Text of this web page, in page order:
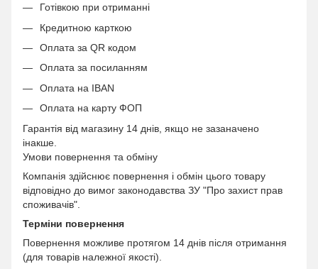
Готівкою при отриманні
Кредитною карткою
Оплата за QR кодом
Оплата за посиланням
Оплата на IBAN
Оплата на карту ФОП
Гарантія від магазину 14 днів, якщо не зазаначено
інакше.
Умови повернення та обміну
Компанія здійснює повернення і обмін цього товару
відповідно до вимог законодавства ЗУ "Про захист прав
споживачів".
Терміни повернення
Повернення можливе протягом 14 днів після отримання
(для товарів належної якості).